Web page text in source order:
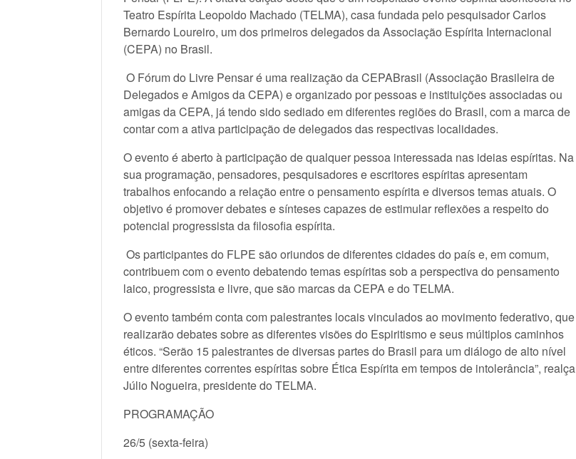
Teatro Espírita Leopoldo Machado (TELMA), casa fundada pelo pesquisador Carlos
Bernardo Loureiro, um dos primeiros delegados da Associação Espírita Internacional
(CEPA) no Brasil.
O Fórum do Livre Pensar é uma realização da CEPABrasil (Associação Brasileira de
Delegados e Amigos da CEPA) e organizado por pessoas e instituições associadas ou
amigas da CEPA, já tendo sido sediado em diferentes regiões do Brasil, com a marca de
contar com a ativa participação de delegados das respectivas localidades.
O evento é aberto à participação de qualquer pessoa interessada nas ideias espíritas. Na
sua programação, pensadores, pesquisadores e escritores espíritas apresentam
trabalhos enfocando a relação entre o pensamento espírita e diversos temas atuais. O
objetivo é promover debates e sínteses capazes de estimular reflexões a respeito do
potencial progressista da filosofia espírita.
Os participantes do FLPE são oriundos de diferentes cidades do país e, em comum,
contribuem com o evento debatendo temas espíritas sob a perspectiva do pensamento
laico, progressista e livre, que são marcas da CEPA e do TELMA.
O evento também conta com palestrantes locais vinculados ao movimento federativo, que
realizarão debates sobre as diferentes visões do Espiritismo e seus múltiplos caminhos
éticos. “Serão 15 palestrantes de diversas partes do Brasil para um diálogo de alto nível
entre diferentes correntes espíritas sobre Ética Espírita em tempos de intolerância”, realça
Júlio Nogueira, presidente do TELMA.
PROGRAMAÇÃO
26/5 (sexta-feira)